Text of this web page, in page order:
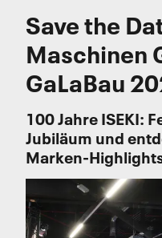
Save the
Maschinen
GaLaBau
100 Jahre ISEKI:
Jubiläum und
Marken-